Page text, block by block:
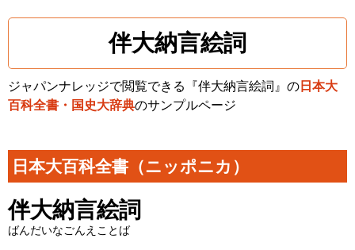
伴大納言絵詞
ジャパンナレッジで閲覧できる『伴大納言絵詞』の 日本大
百科全書・国史大辞典のサンプルページ
日本大百科全書（ニッポニカ）
伴大納言絵詞
ばんだいなごんえことば